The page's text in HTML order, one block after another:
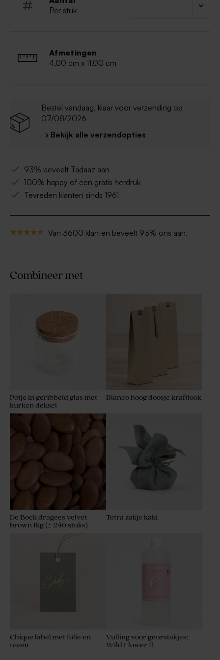
Hout is een natuurproduct, hierdoor kan het
product iets afwijken van de foto's
Per stuk
Afmetingen
4,00 cm x 11,00 cm
Bestel vandaag, klaar voor verzending op
07/08/2026
› Bekijk alle verzendopties
93% beveelt Tadaaz aan
100% happy of een gratis herdruk
Tevreden klanten sinds 1961
Van 3600 klanten beveelt 93% ons aan.
Combineer met
Potje in geribbeld glas met
kurken deksel
Blanco hoog doosje kraftlook
De Bock dragees velvet
brown 1kg (± 240 stuks)
Tetra zakje kaki
Chique label met folie en
naam
Vulling voor geurstokjes:
Wild Flower 1l